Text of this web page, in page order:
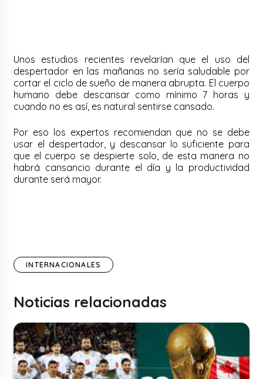
Unos estudios recientes revelarían que el uso del
despertador en las mañanas no sería saludable por
cortar el ciclo de sueño de manera abrupta. El cuerpo
humano debe descansar como mínimo 7 horas y
cuando no es así, es natural sentirse cansado.
Por eso los expertos recomiendan que no se debe
usar el despertador, y descansar lo suficiente para
que el cuerpo se despierte solo, de esta manera no
habrá cansancio durante el día y la productividad
durante será mayor.
INTERNACIONALES
Noticias relacionadas